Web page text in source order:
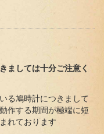
ましては十分ご注意く
る鳩時計につきまして
作する期間が極端に短
れております